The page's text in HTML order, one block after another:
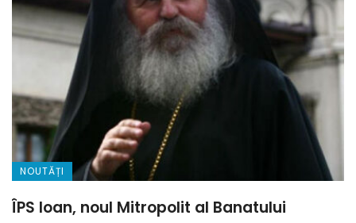
NOUTĂȚI
ÎPS Ioan, noul Mitropolit al Banatului